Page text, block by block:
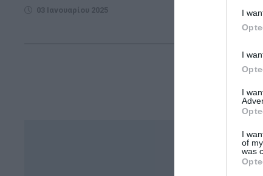
I
I
I
I
of
was
03 Ιανουαρίου 2025
τον
02